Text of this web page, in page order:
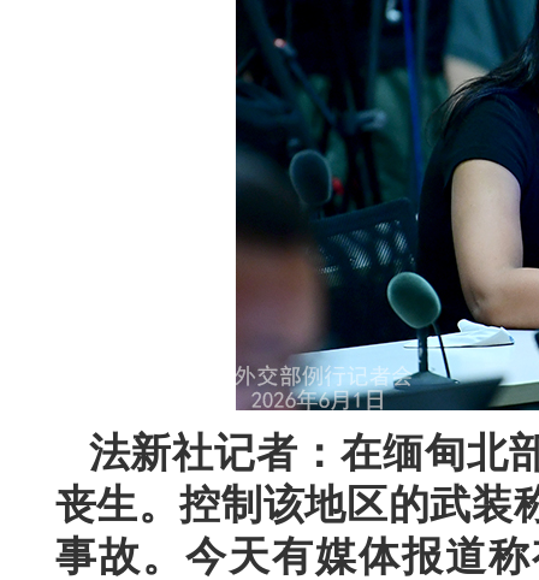
法新社记者：在缅甸北
丧生。控制该地区的武装
事故。今天有媒体报道